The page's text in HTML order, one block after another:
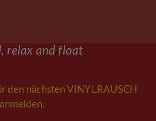
relax and float
den nächsten VINYLRAUSCH